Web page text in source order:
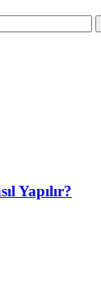
Yapılır?